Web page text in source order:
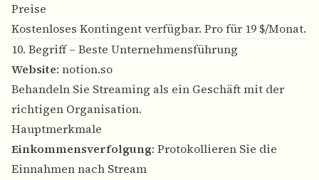
Preise
Kostenloses Kontingent verfügbar. Pro für 19 $/Monat.
10. Begriff – Beste Unternehmensführung
Website: notion.so
Behandeln Sie Streaming als ein Geschäft mit der
richtigen Organisation.
Hauptmerkmale
Einkommensverfolgung: Protokollieren Sie die
Einnahmen nach Stream